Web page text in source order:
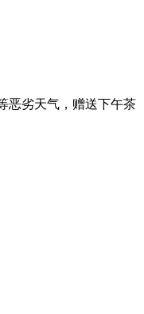
恶劣天气，赠送下午茶